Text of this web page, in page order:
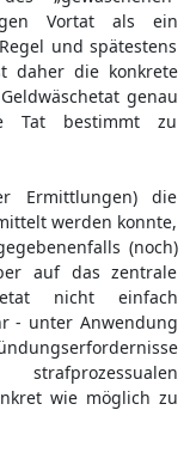
Vortat als ein
und spätestens
daher die konkrete
genau
Tat bestimmt zu
Ermittlungen) die
werden konnte,
(noch)
auf das zentrale
nicht einfach
- unter Anwendung
wie möglich zu